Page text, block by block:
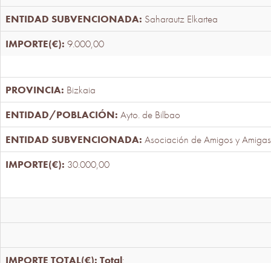
Saharautz Elkartea
9.000,00
Bizkaia
Ayto. de Bilbao
Asociación de Amigos y
30.000,00
Total: